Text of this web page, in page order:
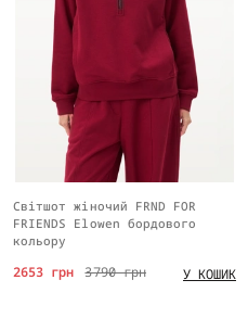
Світшот жіночий FRND FOR
FRIENDS Elowen бордового
кольору
3790 грн
2653 грн У КОШИК